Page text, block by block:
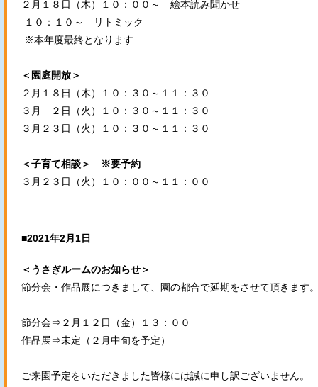
２月１８日（木）１０：００～ 絵本読み聞かせ
１０：１０～ リトミック
※本年度最終となります
＜園庭開放＞
２月１８日（木）１０：３０～１１：３０
３月 ２日（火）１０：３０～１１：３０
３月２３日（火）１０：３０～１１：３０
＜子育て相談＞ ※要予約
３月２３日（火）１０：００～１１：００
■2021年2月1日
＜うさぎルームのお知らせ＞
節分会・作品展につきまして、園の都合で延期をさせて頂きます
節分会⇒２月１２日（金）１３：００
作品展⇒未定（２月中旬を予定）
ご来園予定をいただきました皆様には誠に申し訳ございません。